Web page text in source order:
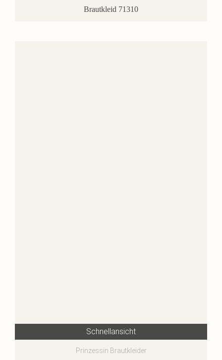
Brautkleid 71310
Schnellansicht
Prinzessin Brautkleider